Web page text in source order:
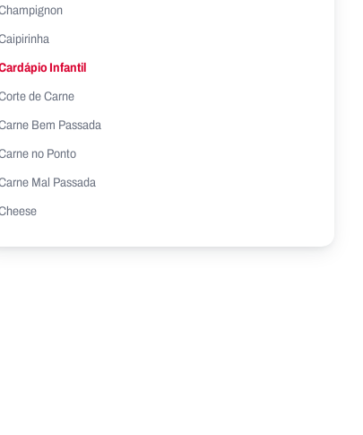
Infantil
de Carne
Bem Passada
no Ponto
Mal Passada